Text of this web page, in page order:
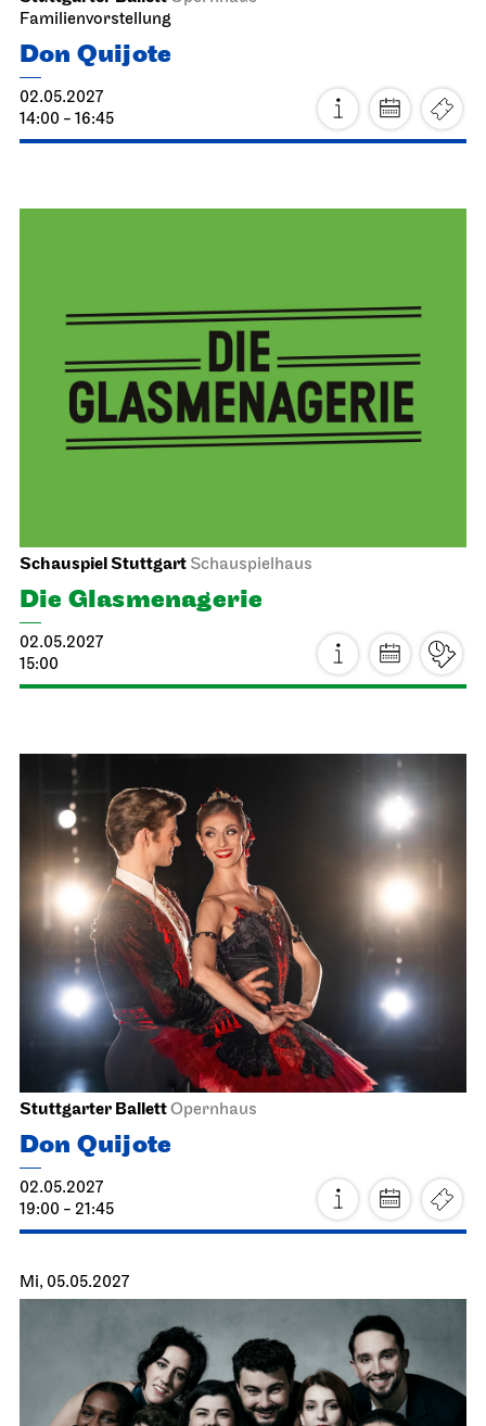
Schauspiel Stuttgart
Foyer Kammertheater
Premiere
Elisabeth
Sa, 15.05.2027
Stuttgarter Ballett Probebühne der John Cranko Schule
Ballett & Brezeln
15.05.2027
10:30 - 12:00